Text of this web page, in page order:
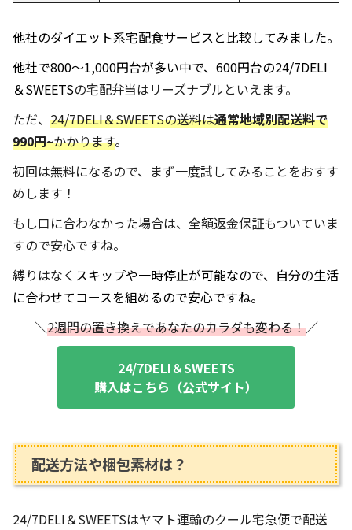
他社のダイエット系宅配食サービスと比較してみました。
他社で800～1,000円台が多い中で、600円台の24/7DELI
＆SWEETSの宅配弁当はリーズナブルといえます。
ただ、 24/7DELI＆SWEETSの送料は通常地域別配送料で
990円~かかります。
初回は無料になるので、まず一度試してみることをおすす
めします！
もし口に合わなかった場合は、全額返金保証もついていま
すので安心ですね。
縛りはなく スキップや一時停止が可能なので、自分の生活
に合わせてコースを組めるので安心ですね。
＼2週間の置き換えであなたのカラダも変わる！／
24/7DELI＆SWEETS
購入はこちら（公式サイト）
配送方法や梱包素材は？
24/7DELI＆SWEETSはヤマト運輸のクール宅急便で配送